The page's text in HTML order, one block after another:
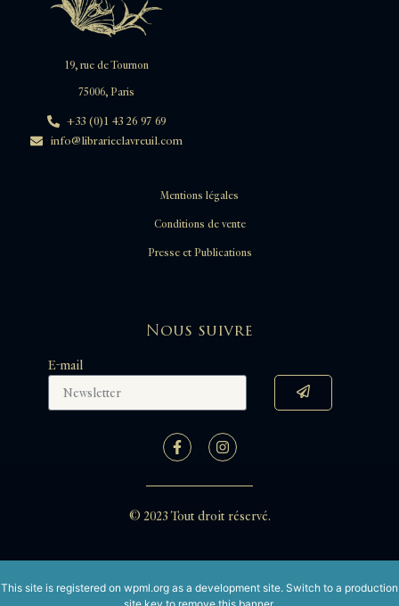
19, rue de Tournon
75006, Paris
+33 (0)1 43 26 97 69
info@librarieclavreuil.com
Mentions légales
Conditions de vente
Presse et Publications
Nous suivre
E-mail
© 2023 Tout droit réservé.
This site is registered on wpml.org as a development site. Switch to a production